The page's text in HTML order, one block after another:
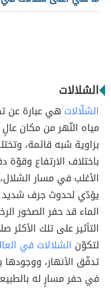
الشلالات
الشلّالات هي عبارة عن
مياه النّهر من مكان
بزاوية شبه قائمة،
باختلاف الارتفاع وقوّة
الأغلب في مسار
يؤدّي لحدوث جرف شديد
الماء قد حفر الصخور
التأثير على تلك الأكثر
لتكوّن الشلالات في
تدفّق الأنهار،
في حفر مسارٍ له